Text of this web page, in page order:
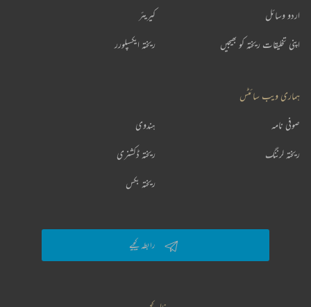
اردو وسائل
اپنی تخلیقات ریختہ کو بھیجیں
کیریئر
ریختہ ایکسپلورر
ہماری ویب سائٹس
ہندوی صوفی نامہ
ریختہ ڈکشنری ریختہ لرننگ
ریختہ بکس
رابطہ کیجیے